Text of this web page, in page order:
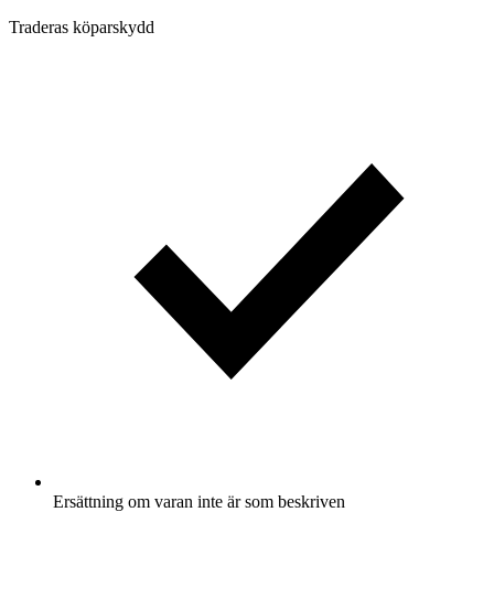
Traderas köparskydd
Ersättning om varan inte är som beskriven